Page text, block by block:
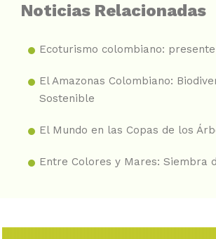
Noticias Relacionadas
Ecoturismo colombiano:
El Amazonas Colombiano:
Sostenible
El Mundo en las Copas de los
Entre Colores y Mares: Siembra